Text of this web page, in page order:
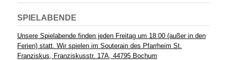
SPIELABENDE
Unsere Spielabende finden jeden Freitag um 18:00 (außer in den
Ferien) statt. Wir spielen im Souterain des Pfarrheim St.
Franziskus, Franziskusstr. 17A, 44795 Bochum